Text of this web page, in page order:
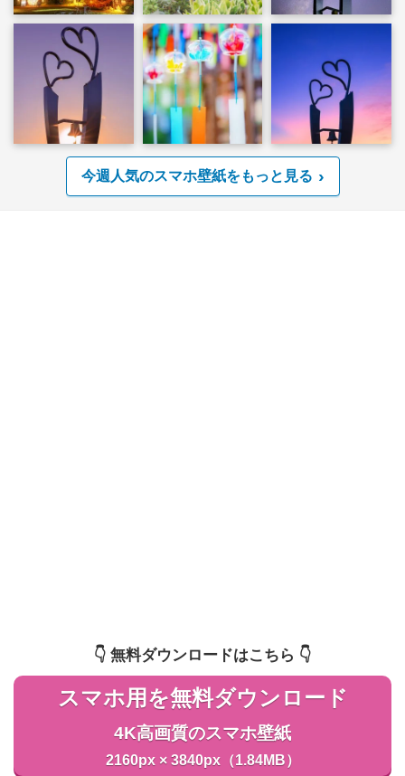
今週人気のスマホ壁紙をもっと見る
👇️ 無料ダウンロードはこちら 👇️
スマホ用を無料ダウンロード
4K高画質のスマホ壁紙
2160px × 3840px（1.84MB）